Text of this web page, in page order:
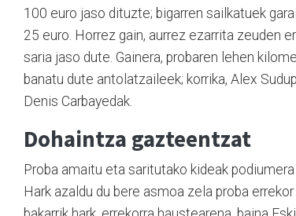
100 euro jaso dituzte; bigarren sailkatuek
25 euro. Horrez gain, aurrez ezarrita zeuden
saria jaso dute. Gainera, probaren lehen
banatu dute antolatzaileek; korrika, Alex
Denis Carbayedak.
Dohaintza gazteentzat
Proba amaitu eta saritutako kideak
Hark azaldu du bere asmoa zela proba